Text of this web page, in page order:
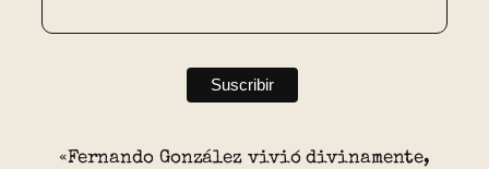
«Fernando González vivió divinamente,